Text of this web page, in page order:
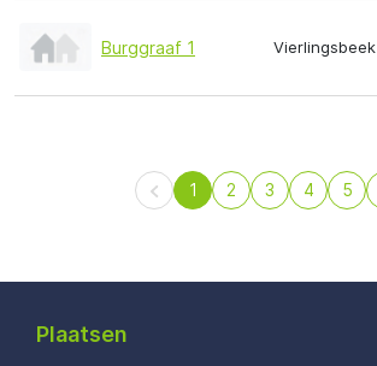
Burggraaf 1 Vierlingsbeek
1 2 3 4 5
Plaatsen